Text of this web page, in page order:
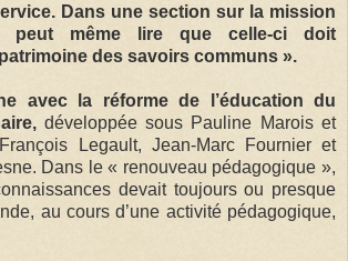
Dans une section sur la mission
peut même lire que celle-ci doit
des savoirs communs ».
avec la réforme de l’éducation du
développée sous Pauline Marois et
Legault, Jean-Marc Fournier et
Dans le « renouveau pédagogique »,
devait toujours ou presque
au cours d’une activité pédagogique,